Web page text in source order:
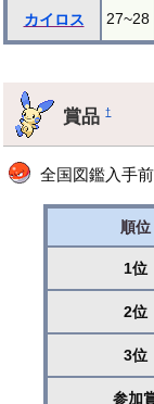
カイロス 27~28
賞品†
全国図鑑入手前
順位
1位
2位
3位
参加